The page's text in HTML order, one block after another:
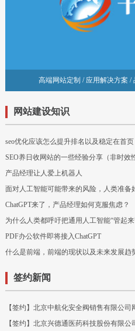
高端网站定制 / 应用解决方案 /
网站建设知识
seo优化应该怎么提升排名以及稳定在首页
SEO养日收网站的一些经验分享（非时效
产品经理让人爱上机器人
面对人工智能可能带来的风险，人类准备
ChatGPT来了，产品经理如何克服焦虑？
为什么人类都呼吁把通用人工智能“管起来
PDF办公软件即将接入ChatGPT
什么是前端，前端的现状以及未来发展趋
签约新闻
【签约】北京中航化安全阀销售有限公司
【签约】北京兴德通医药科技股份有限公